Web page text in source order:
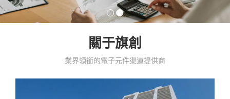
關于旗創
業界領銜的電子元件渠道提供商